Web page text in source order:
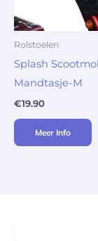
Rolstoelen
Splash
Mandtasje-M
€19.90
Meer Info